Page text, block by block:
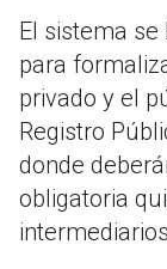
El sistema
para
privado y el
Registro
donde
obligatoria